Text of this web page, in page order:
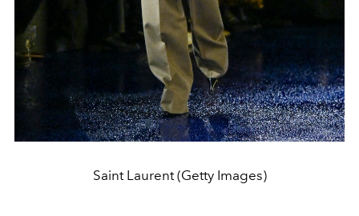
Saint Laurent (Getty Images)